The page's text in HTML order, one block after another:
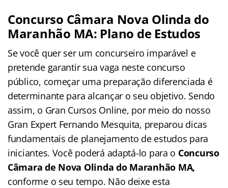
Concurso Câmara Nova Olinda do
Maranhão MA: Plano de Estudos
Se você quer ser um concurseiro imparável e
pretende garantir sua vaga neste concurso
público, começar uma preparação diferenciada é
determinante para alcançar o seu objetivo. Sendo
assim, o Gran Cursos Online, por meio do nosso
Gran Expert Fernando Mesquita, preparou dicas
fundamentais de planejamento de estudos para
iniciantes. Você poderá adaptá-lo para o Concurso
Câmara de Nova Olinda do Maranhão MA,
conforme o seu tempo. Não deixe esta